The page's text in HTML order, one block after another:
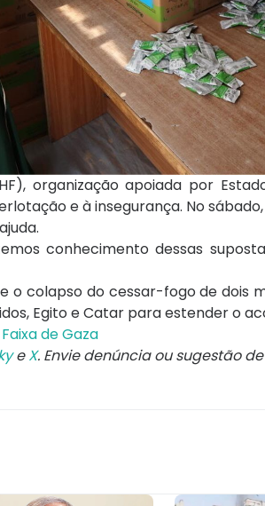
organização apoiada por
e à insegurança. No
conhecimento dessas
o colapso do cessar-fogo de dois
Egito e Catar para estender o
de Gaza
eX. Envie denúncia ou sugestão